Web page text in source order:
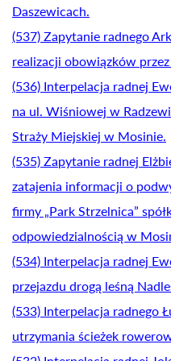
Daszewicach.
(537) Zapytanie radnego
realizacji obowiązków
(536) Interpelacja radnej
na ul. Wiśniowej w
Straży Miejskiej w Mosinie.
(535) Zapytanie radnej
zatajenia informacji o
firmy „Park Strzelnica”
odpowiedzialnością w
(534) Interpelacja radnej
przejazdu drogą leśną
(533) Interpelacja radnego
utrzymania ścieżek